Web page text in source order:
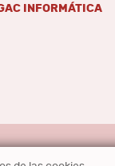
INFORMÁTICA